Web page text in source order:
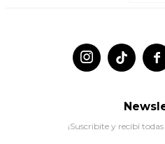


¡Suscribite y recibí